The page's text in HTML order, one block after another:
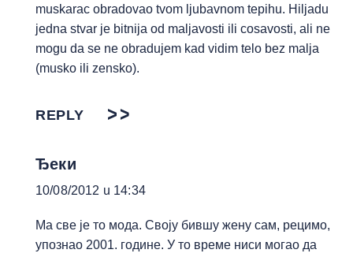
muskarac obradovao tvom ljubavnom tepihu. Hiljadu
jedna stvar je bitnija od maljavosti ili cosavosti, ali ne
mogu da se ne obradujem kad vidim telo bez malja
(musko ili zensko).
REPLY
Ђеки
10/08/2012 u 14:34
Ма све је то мода. Своју бившу жену сам, рецимо,
упознао 2001. године. У то време ниси могао да